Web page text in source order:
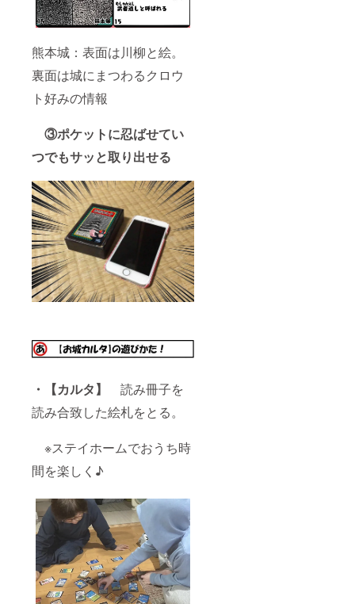
熊本城：表面は川柳と絵。
裏面は城にまつわるクロウ
ト好みの情報
③ポケットに忍ばせてい
つでもサッと取り出せる
・【カルタ】 読み冊子を
読み合致した絵札をとる。
※ステイホームでおうち時
間を楽しく♪